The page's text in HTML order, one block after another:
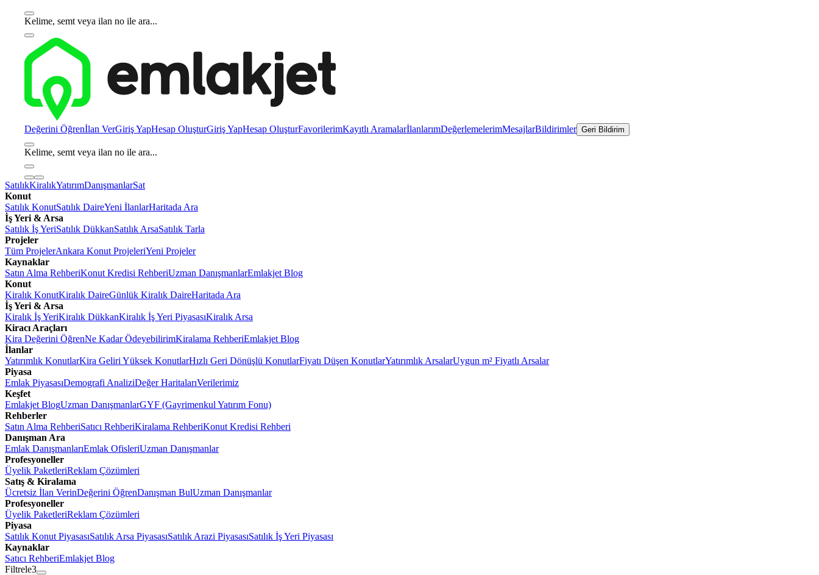
Kelime, semt veya ilan no ile ara...
Değerini Öğrenİlan VerGiriş YapHesap OluşturGiriş YapHesap OluşturFavorilerimKayıtlı AramalarİlanlarımDeğerlemelerimMesajlarBildirimler Geri Bildirim
Kelime, semt veya ilan no ile ara...
SatılıkKiralıkYatırımDanışmanlarSat
Konut
Satılık KonutSatılık DaireYeni İlanlarHaritada Ara
İş Yeri & Arsa
Satılık İş YeriSatılık DükkanSatılık ArsaSatılık Tarla
Projeler
Tüm ProjelerAnkara Konut ProjeleriYeni Projeler
Kaynaklar
Satın Alma RehberiKonut Kredisi RehberiUzman DanışmanlarEmlakjet Blog
Konut
Kiralık KonutKiralık DaireGünlük Kiralık DaireHaritada Ara
İş Yeri & Arsa
Kiralık İş YeriKiralık DükkanKiralık İş Yeri PiyasasıKiralık Arsa
Kiracı Araçları
Kira Değerini ÖğrenNe Kadar ÖdeyebilirimKiralama RehberiEmlakjet Blog
İlanlar
Yatırımlık KonutlarKira Geliri Yüksek KonutlarHızlı Geri Dönüşlü KonutlarFiyatı Düşen KonutlarYatırımlık ArsalarUygun m² Fiyatlı Arsalar
Piyasa
Emlak PiyasasıDemografi AnaliziDeğer HaritalarıVerilerimiz
Keşfet
Emlakjet BlogUzman DanışmanlarGYF (Gayrimenkul Yatırım Fonu)
Rehberler
Satın Alma RehberiSatıcı RehberiKiralama RehberiKonut Kredisi Rehberi
Danışman Ara
Emlak DanışmanlarıEmlak OfisleriUzman Danışmanlar
Profesyoneller
Üyelik PaketleriReklam Çözümleri
Satış & Kiralama
Ücretsiz İlan VerinDeğerini ÖğrenDanışman BulUzman Danışmanlar
Profesyoneller
Üyelik PaketleriReklam Çözümleri
Piyasa
Satılık Konut PiyasasıSatılık Arsa PiyasasıSatılık Arazi PiyasasıSatılık İş Yeri Piyasası
Kaynaklar
Satıcı RehberiEmlakjet Blog
Filtrele3